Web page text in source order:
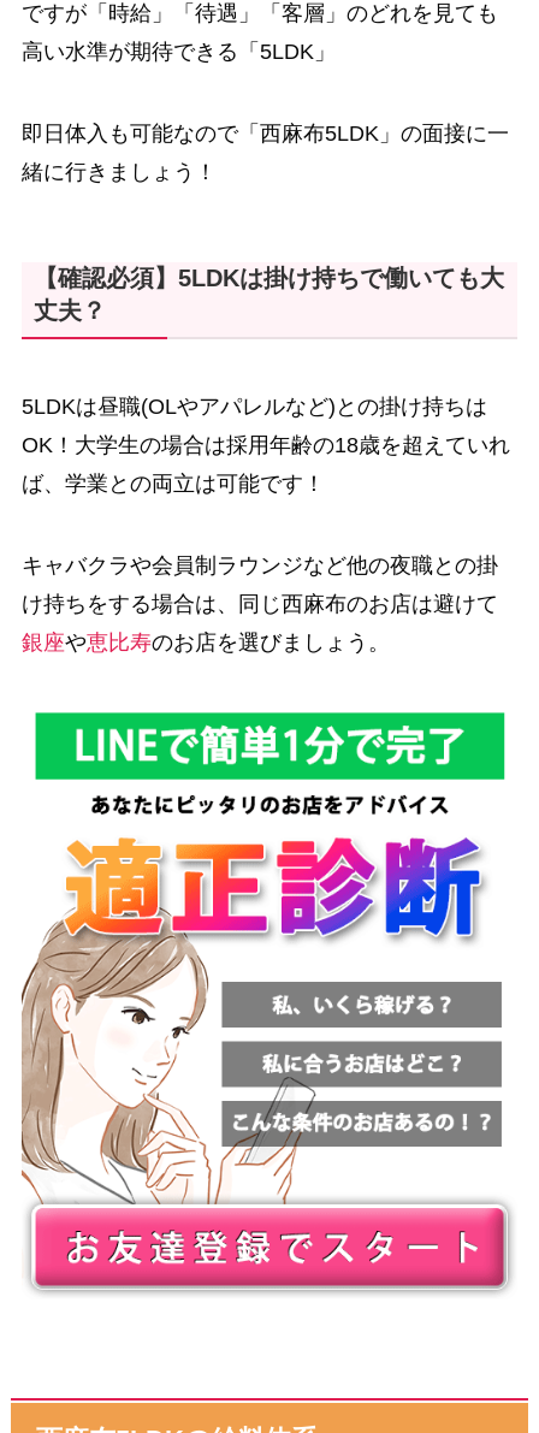
ですが「時給」「待遇」「客層」のどれを見ても
高い水準が期待できる「5LDK」
即日体入も可能なので「西麻布5LDK」の面接に一
緒に行きましょう！
【確認必須】5LDKは掛け持ちで働いても大
丈夫？
5LDKは昼職(OLやアパレルなど)との掛け持ちは
OK！大学生の場合は採用年齢の18歳を超えていれ
ば、学業との両立は可能です！
キャバクラや会員制ラウンジなど他の夜職との掛
け持ちをする場合は、同じ西麻布のお店は避けて
銀座や恵比寿のお店を選びましょう。